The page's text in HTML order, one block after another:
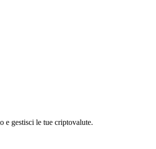
e gestisci le tue criptovalute.